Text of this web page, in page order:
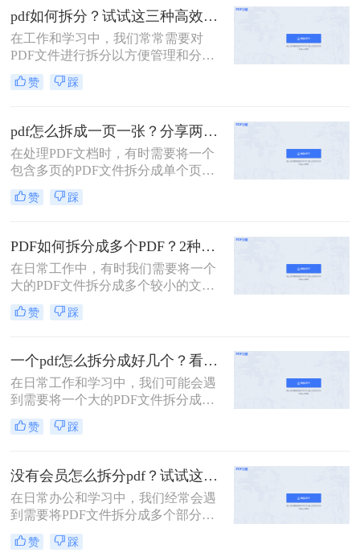
拆分成多个小文件，以便更好地管理
和使用。那么一个PDF怎么拆分呢？
本文将介绍三种拆分PDF文件的方
法，帮助读者轻松实现PDF的拆分操
作。
pdf如何拆分？试试这三种高效靠谱拆分方法!
在工作和学习中，我们常常需要对
PDF文件进行拆分以方便管理和分
享。无论是为了减少文件大小以便于
传输，还是为了提取特定页面用于报
技巧都是非常有帮助的。那么pdf如何
拆分呢？本文将介绍三种简单且实用
的方法来拆分PDF文件。
赞 踩
pdf怎么拆成一页一张？分享两种常用的拆分方法！
在处理PDF文档时，有时需要将一个
包含多页的PDF文件拆分成单个页面
的PDF文件。那么pdf怎么拆成一页一
张呢？本文将介绍两种常用的拆分
赞 踩
PDF如何拆分成多个PDF？2种高效方法详解分享
在日常工作中，有时我们需要将一个
大的PDF文件拆分成多个较小的文
件，以便更好地管理和使用。无论是
为了便于共享、减少文件大小还是针
技巧都是非常有用的。那么PDF如何
拆分成多个PDF呢？本文将介绍两种
简单且高效的PDF拆分方法。
赞 踩
一个pdf怎么拆分成好几个？看看下面的二种方法！
在日常工作和学习中，我们可能会遇
到需要将一个大的PDF文件拆分成多
个较小文件的情况。例如，为了便于
共享、减少文件大小或是针对特定页
常有用的。那么一个pdf怎么拆分成好
几个呢？本文将详细介绍两种常见的
PDF拆分方法。
赞 踩
没有会员怎么拆分pdf？试试这二种拆分方法！
在日常办公和学习中，我们经常会遇
到需要将PDF文件拆分成多个部分的
情况。然而，许多PDF处理工具都需
要会员权限才能使用拆分功能。那么
赞 踩